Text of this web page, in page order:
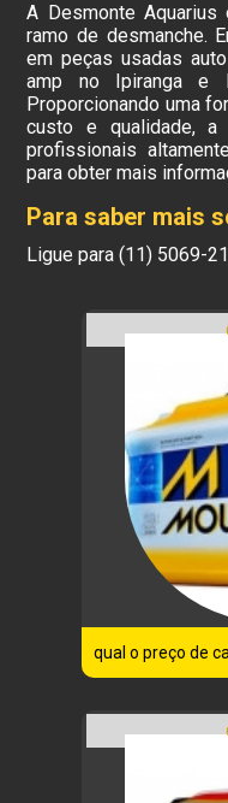
A Desmonte
ramo de desmanche.
em peças usadas
amp no Ipiranga e
Proporcionando uma
custo e qualidade, a
profissionais
para obter mais
Para saber mais
Ligue para(11) 5069-
qual o preço de